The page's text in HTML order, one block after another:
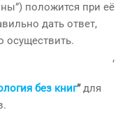
положится при её
дать ответ,
осуществить.
‘
без книг”для